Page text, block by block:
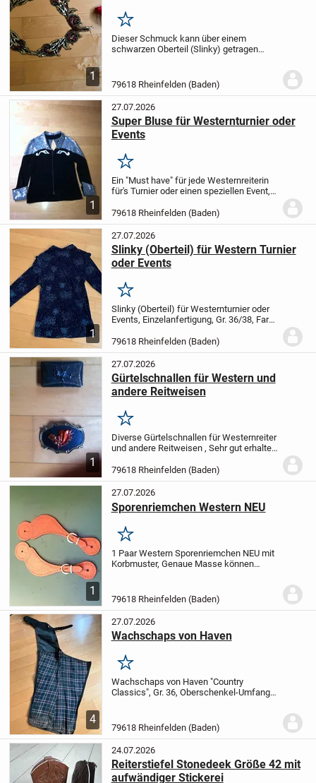
1
Merken
Dieser Schmuck kann über einem
schwarzen Oberteil (Slinky) getragen
daher sehr praktisch für's Gepäck, guter
79618 Rheinfelden (Baden)
1
27.07.2026
Super Bluse für Westernturnier oder
Events
Merken
Ein "Must have" für jede Westernreiterin
für's Turnier oder einen speziellen Event,
belegt mit schwarzen/silbernen Pailletten
, in der Grösse 36/38, Top...
79618 Rheinfelden (Baden)
1
27.07.2026
Slinky (Oberteil) für Western Turnier
oder Events
Merken
Slinky (Oberteil) für Westernturnier oder
Events, Einzelanfertigung, Gr. 36/38, Farbe
synthetischen Steinchen in div. Blautönen.
Preis 50.-- bei Abholung, bei...
79618 Rheinfelden (Baden)
1
27.07.2026
Gürtelschnallen für Western und
andere Reitweisen
Merken
Diverse Gürtelschnallen für Westernreiter
und andere Reitweisen , Sehr gut erhalten,
bei Abholung, bei Versand plus Porto
79618 Rheinfelden (Baden)
1
27.07.2026
Sporenriemchen Western NEU
Merken
1 Paar Western Sporenriemchen NEU mit
Korbmuster, Genaue Masse können
79618 Rheinfelden (Baden)
4
27.07.2026
Wachschaps von Haven
Merken
Wachschaps von Haven "Country
Classics", Gr. 36, Oberschenkel-Umfang
verstellbar, gereinigt und in sehr gutem
Zustand, Preis...
79618 Rheinfelden (Baden)
24.07.2026
Reiterstiefel Stonedeek Größe 42 mit
aufwändiger Stickerei